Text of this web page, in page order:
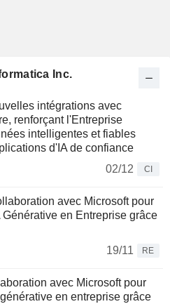
Inc.
intégrations avec
renforçant l'Entreprise
intelligentes et fiables
d'IA de confiance
02/12
CI
avec Microsoft pour
en Entreprise grâce
19/11
RE
avec Microsoft pour
en entreprise grâce